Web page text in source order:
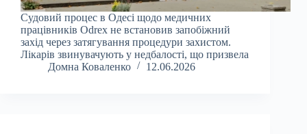
Судовий процес в Одесі щодо медичних
працівників Odrex не встановив запобіжний
захід через затягування процедури захистом.
Лікарів звинувачують у недбалості, що призвела
Домна Коваленко
12.06.2026